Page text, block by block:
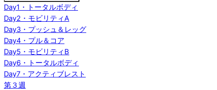
Day1・トータルボディ
Day2・モビリティA
Day3・プッシュ＆レッグ
Day4・プル＆コア
Day5・モビリティB
Day6・トータルボディ
Day7・アクティブレスト
第３週